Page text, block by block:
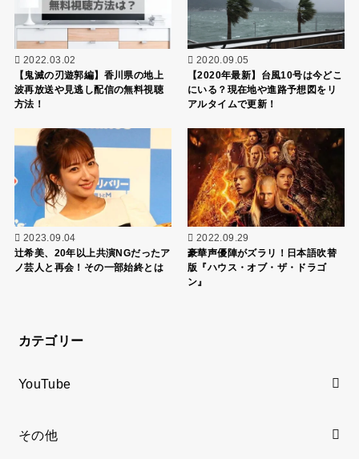
2022.03.02
【鬼滅の刃遊郭編】香川県の地上
波再放送や見逃し配信の無料視聴
方法！
2020.09.05
【2020年最新】台風10号は今どこ
にいる？現在地や進路予想図をリ
アルタイムで更新！
2023.09.04
辻希美、20年以上共演NGだったア
ノ芸人と再会！その一部始終とは
2022.09.29
豪華声優陣がズラリ！日本語吹替
版『ハウス・オブ・ザ・ドラゴ
ン』
カテゴリー
YouTube
その他